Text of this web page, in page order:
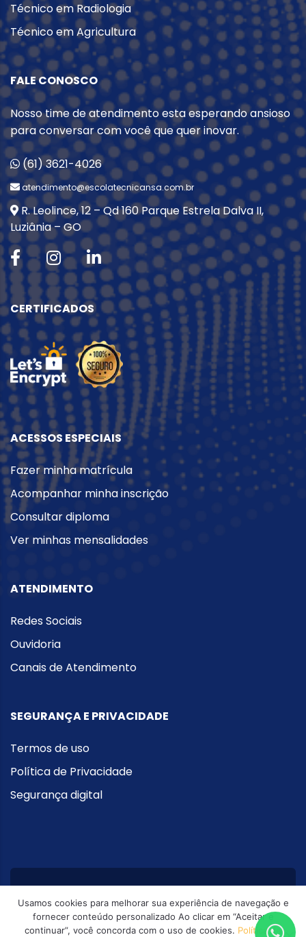
Técnico em Radiologia
Técnico em Agricultura
FALE CONOSCO
Nosso time de atendimento esta esperando ansioso
para conversar com você que quer inovar.
(61) 3621-4026
atendimento@escolatecnicansa.com.br
R. Leolince, 12 – Qd 160 Parque Estrela Dalva II,
Luziânia – GO
CERTIFICADOS
ACESSOS ESPECIAIS
Fazer minha matrícula
Acompanhar minha inscrição
Consultar diploma
Ver minhas mensalidades
ATENDIMENTO
Redes Sociais
Ouvidoria
Canais de Atendimento
SEGURANÇA E PRIVACIDADE
Termos de uso
Política de Privacidade
Segurança digital
Desenvolvido e mantido porFuturing
Usamos cookies para melhorar sua experiência de navegação e
fornecer conteúdo personalizado Ao clicar em “Aceitar e
continuar”, você concorda com o uso de cookies. Política de